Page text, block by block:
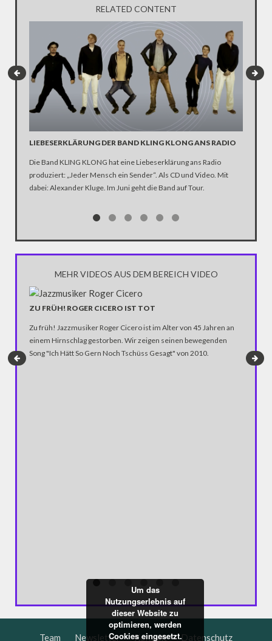
RELATED CONTENT
LIEBESERKLÄRUNG DER BAND KLING KLONG ANS RADIO
Die Band KLING KLONG hat eine Liebeserklärung ans Radio
produziert: „Jeder Mensch ein Sender“. Als CD und Video. Mit
dabei: Alexander Kluge. Im Juni geht die Band auf Tour.
MEHR VIDEOS AUS DEM BEREICH VIDEO
ZU FRÜH! ROGER CICERO IST TOT
Zu früh! Jazzmusiker Roger Cicero ist im Alter von 45 Jahren an
einem Hirnschlag gestorben. Wir zeigen seinen bewegenden
Song "Ich Hätt So Gern Noch Tschüss Gesagt" von 2010.
Team Newsletter Kontakt Datenschutz
Um das
Nutzungserlebnis auf
dieser Website zu
optimieren, werden
Cookies eingesetzt.